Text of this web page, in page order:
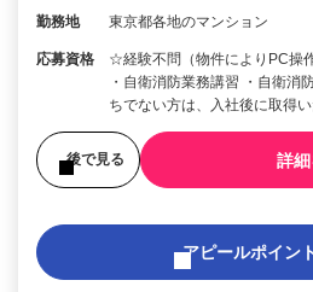
勤務地 東京都各地のマンション
応募資格
☆経験不問（物件によりPC操
・自衛消防業務講習 ・自衛
ちでない方は、入社後に取得い
後で見る 詳
アピールポイン